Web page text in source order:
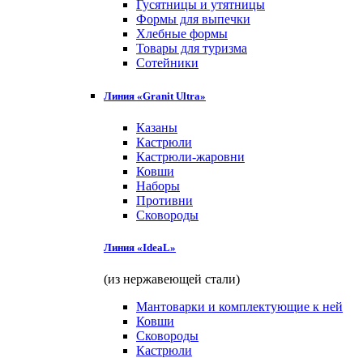
Гусятницы и утятницы
Формы для выпечки
Хлебные формы
Товары для туризма
Сотейники
Линия «Granit Ultra»
Казаны
Кастрюли
Кастрюли-жаровни
Ковши
Наборы
Противни
Сковороды
Линия «IdeaL»
(из нержавеющей стали)
Мантоварки и комплектующие к ней
Ковши
Сковороды
Кастрюли